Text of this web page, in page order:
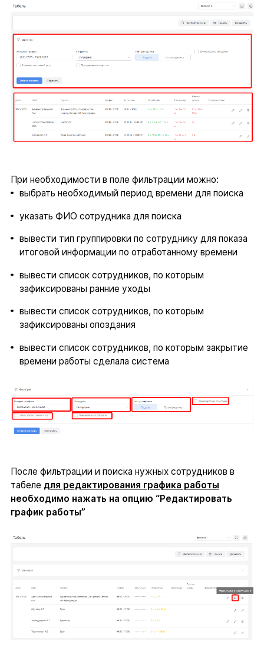
При необходимости в поле фильтрации можно:
выбрать необходимый период времени для поиска
указать ФИО сотрудника для поиска
вывести тип группировки по сотруднику для показа
итоговой информации по отработанному времени
вывести список сотрудников, по которым
зафиксированы ранние уходы
вывести список сотрудников, по которым
зафиксированы опоздания
вывести список сотрудников, по которым закрытие
времени работы сделала система
После фильтрации и поиска нужных сотрудников в
табеле для редактирования графика работы
необходимо нажать на опцию “Редактировать
график работы”